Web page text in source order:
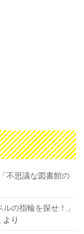
不思議な図書館の
の指輪を探せ！」
より